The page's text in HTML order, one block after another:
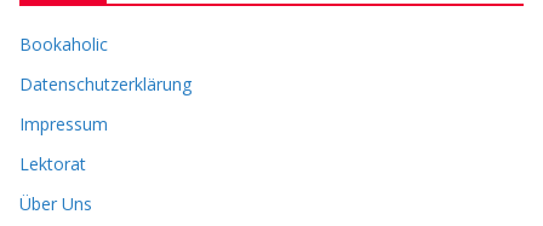
v
Bookaholic
Datenschutzerklärung
Impressum
Lektorat
Über Uns